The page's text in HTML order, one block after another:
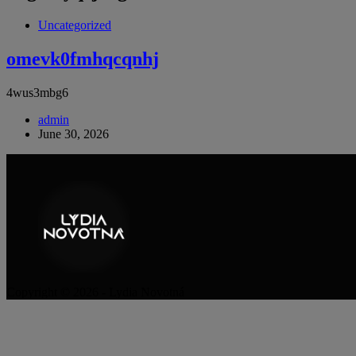
Uncategorized
omevk0fmhqcqnhj
4wus3mbg6
admin
June 30, 2026